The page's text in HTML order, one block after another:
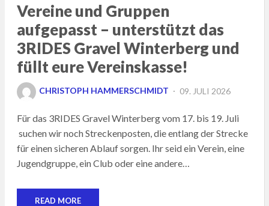
Vereine und Gruppen
aufgepasst – unterstützt das
3RIDES Gravel Winterberg und
füllt eure Vereinskasse!
CHRISTOPH HAMMERSCHMIDT
POSTED
09. JULI 2026
Für das 3RIDES Gravel Winterberg vom 17. bis 19. Juli
suchen wir noch Streckenposten, die entlang der Strecke
für einen sicheren Ablauf sorgen. Ihr seid ein Verein, eine
Jugendgruppe, ein Club oder eine andere…
READ MORE